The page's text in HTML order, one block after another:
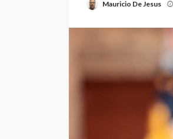
Mauricio De Jesus